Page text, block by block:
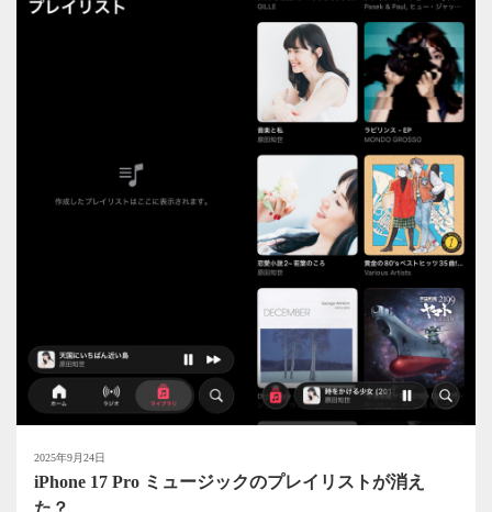
2025年9月24日
iPhone 17 Pro ミュージックのプレイリストが消え